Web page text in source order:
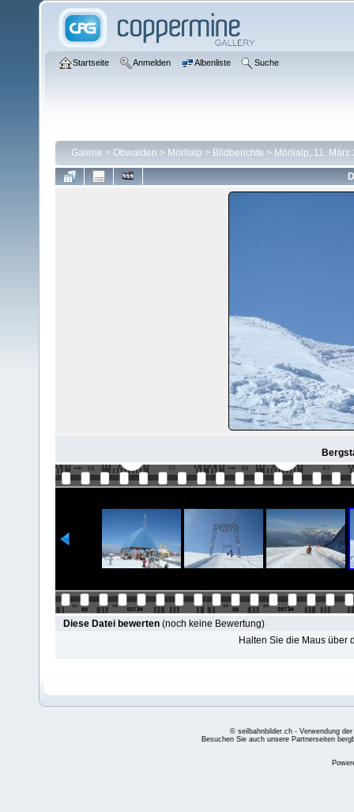
Startseite Anmelden Albenliste Suche
Galerie > Obwalden > Mörlialp > Bildberichte > Mörlialp, 11. März
Diese Datei bewerten (noch keine Bewertung)
Halten Sie die Maus über
© seilbahnbilder.ch - Verwendung
Besuchen Sie auch unsere Partnerseiten